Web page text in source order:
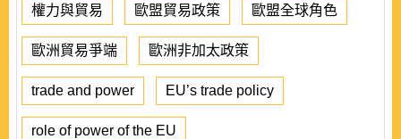
權力與貿易 歐盟貿易政策 歐盟全球角色
歐洲貿易爭端 歐洲非加太政策
trade and power EU’s trade policy
role of power of the EU